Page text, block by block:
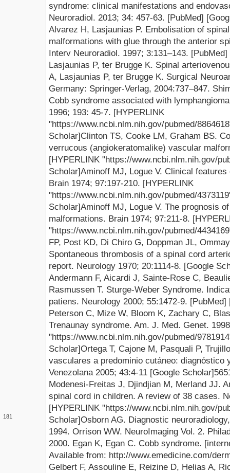
syndrome: clinical manifestations and
Neuroradiol. 2013; 34: 457-63. [PubMed] [
Alvarez H, Lasjaunias P. Embolisation of
malformations with glue through the anterior
Interv Neuroradiol. 1997; 3:131–143. [PubMed]
Lasjaunias P, ter Brugge K. Spinal
A, Lasjaunias P, ter Brugge K. Surgical
Germany: Springer-Verlag, 2004:737–847.
Cobb syndrome associated with lymphangioma
1996; 193: 45-7. [HYPERLINK
"https://www.ncbi.nlm.nih.gov/pubmed/
Scholar]Clinton TS, Cooke LM, Graham BS.
verrucous (angiokeratomalike) vascular
[HYPERLINK "https://www.ncbi.nlm.nih.gov/
Scholar]Aminoff MJ, Logue V. Clinical
Brain 1974; 97:197-210. [HYPERLINK
"https://www.ncbi.nlm.nih.gov/pubmed/
Scholar]Aminoff MJ, Logue V. The prognosis
malformations. Brain 1974; 97:211-8. [
"https://www.ncbi.nlm.nih.gov/pubmed/
FP, Post KD, Di Chiro G, Doppman JL,
Spontaneous thrombosis of a spinal cord
report. Neurology 1970; 20:1114-8. [Google
Andermann F, Aicardi J, Sainte-Rose C,
Rasmussen T. Sturge-Weber Syndrome.
patiens. Neurology 2000; 55:1472-9. [PubMed]
Peterson C, Mize W, Bloom K, Zachary C,
Trenaunay syndrome. Am. J. Med. Genet.
"https://www.ncbi.nlm.nih.gov/pubmed/
Scholar]Ortega T, Cajone M, Pasquali P,
vasculares a predominio cutáneo: diagnóstico
Venezolana 2005; 43:4-11 [Google Scholar]
181
Modenesi-Freitas J, Djindjian M, Merland JJ.
spinal cord in children. A review of 38 cases.
[HYPERLINK "https://www.ncbi.nlm.nih.gov/
Scholar]Osborn AG. Diagnostic
1994. Orrison WW. NeuroImaging Vol. 2.
2000. Egan K, Egan C. Cobb syndrome. [
Available from: http://www.emedicine.com/
Gelbert F, Assouline E, Reizine D, Helias A,